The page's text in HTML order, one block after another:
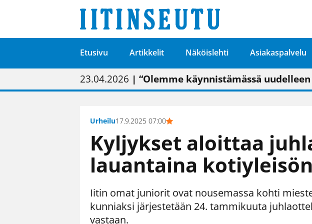
Etusivu Artikkelit Näköislehti Asiakaspalvelu
01.02.2026 | Painon vaihtumisen pitäisi näkyä
05.02.2026 | Uudistettu kunnantalo on valoisa
23.04.2026 | “Olemme käynnistämässä
09.05.2026| "Maalla on totuttu elämään
Urheilu17.9.2025 07:00
Kyljykset aloittaa
lauantaina
Iitin omat juniorit ovat nousemassa kohti
kunniaksi järjestetään 24. tammikuuta
vastaan.